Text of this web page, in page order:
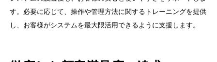
す。必要に応じて、操作や管理方法に関するトレーニングを提供
し、お客様がシステムを最大限活用できるように支援します。